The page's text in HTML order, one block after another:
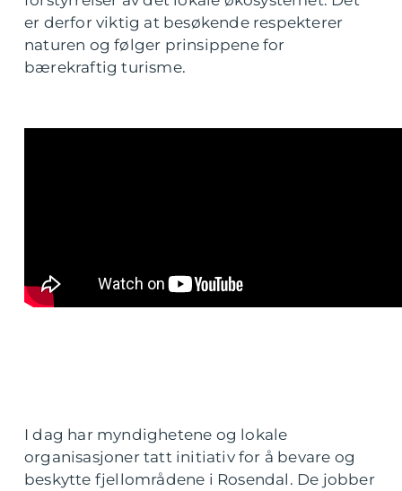
er derfor viktig at besøkende respekterer
naturen og følger prinsippene for
bærekraftig turisme.
I dag har myndighetene og lokale
organisasjoner tatt initiativ for å bevare og
beskytte fjellområdene i Rosendal. De jobber